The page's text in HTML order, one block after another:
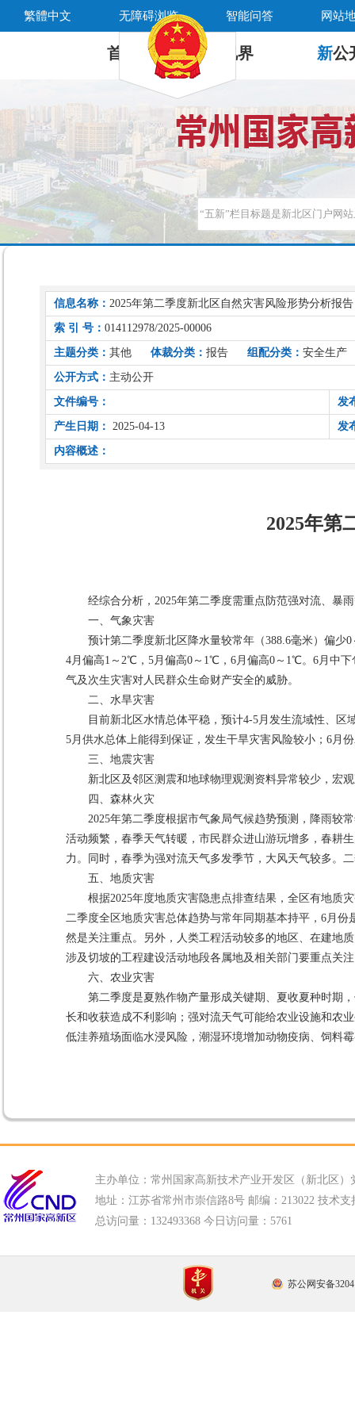
繁體中文 无障碍浏览 智能问答 网站
首 页 新 视界 新公
信息名称： 2025年第二季度新北区自然灾害风险形势分析报告
索 引 号： 014112978/2025-00006
主题分类： 其他 体裁分类： 报告 组配分类： 安全生产
公开方式： 主动公开
文件编号： 发
产生日期： 2025-04-13 发
内容概述：
2025年第
经综合分析，2025年第二季度需重点防范强对流、暴
一、气象灾害
预计第二季度新北区降水量较常年（388.6毫米）偏
4月偏高1～2℃，5月偏高0～1℃，6月偏高0～1℃。6月中
气及次生灾害对人民群众生命财产安全的威胁。
二、水旱灾害
目前新北区水情总体平稳，预计4-5月发生流域性、
5月供水总体上能得到保证，发生干旱灾害风险较小；6月
三、地震灾害
新北区及邻区测震和地球物理观测资料异常较少，宏
四、森林火灾
2025年第二季度根据市气象局气候趋势预测，降雨较
活动频繁，春季天气转暖，市民群众进山游玩增多，春耕
力。同时，春季为强对流天气多发季节，大风天气较多。
五、地质灾害
根据2025年度地质灾害隐患点排查结果，全区有地质
二季度全区地质灾害总体趋势与常年同期基本持平，6月
然是关注重点。另外，人类工程活动较多的地区、在建地
涉及切坡的工程建设活动地段各属地及相关部门要重点关
六、农业灾害
第二季度是夏熟作物产量形成关键期、夏收夏种时期
长和收获造成不利影响；强对流天气可能给农业设施和农
低洼养殖场面临水浸风险，潮湿环境增加动物疫病、饲料
主办单位：常州国家高新技术产业开发区（新北区）
地址：江苏省常州市崇信路8号 邮编：213022 技术支
总访问量： 132493368 今日访问量： 5761
苏公网安备